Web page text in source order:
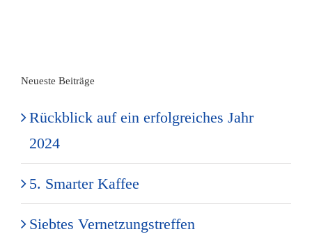
Neueste Beiträge
Rückblick auf ein erfolgreiches Jahr
2024
5. Smarter Kaffee
Siebtes Vernetzungstreffen